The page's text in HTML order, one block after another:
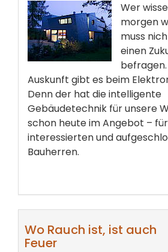
Wer
morgen
muss
einen
Auskunft gibt es beim
Denn der hat die intelligente
Gebäudetechnik für unsere
schon heute im Angebot –
interessierten und
Bauherren.
Wo Rauch ist, ist auch
Feuer